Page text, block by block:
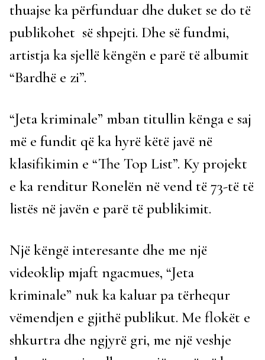
thuajse ka përfunduar dhe duket se do të
publikohet së shpejti. Dhe së fundmi,
artistja ka sjellë këngën e parë të albumit
“Bardhë e zi”.
“Jeta kriminale” mban titullin kënga e saj
më e fundit që ka hyrë këtë javë në
klasifikimin e “The Top List”. Ky projekt
e ka renditur Ronelën në vend të 73-të të
listës në javën e parë të publikimit.
Një këngë interesante dhe me një
videoklip mjaft ngacmues, “Jeta
kriminale” nuk ka kaluar pa tërhequr
vëmendjen e gjithë publikut. Me flokët e
shkurtra dhe ngjyrë gri, me një veshje